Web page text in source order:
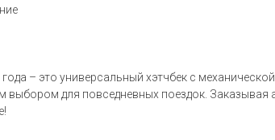
– это универсальный хэтчбек с
выбором для повседневных поездок.